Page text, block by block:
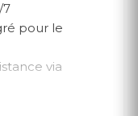
7
pour le
via
et conception